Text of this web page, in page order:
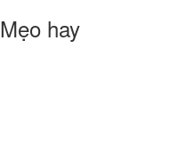
Mẹo hay